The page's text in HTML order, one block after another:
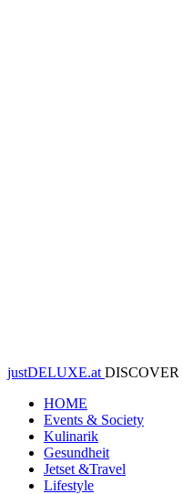
justDELUXE.at
HOME
Events & Society
Kulinarik
Gesundheit
Jetset &Travel
Lifestyle